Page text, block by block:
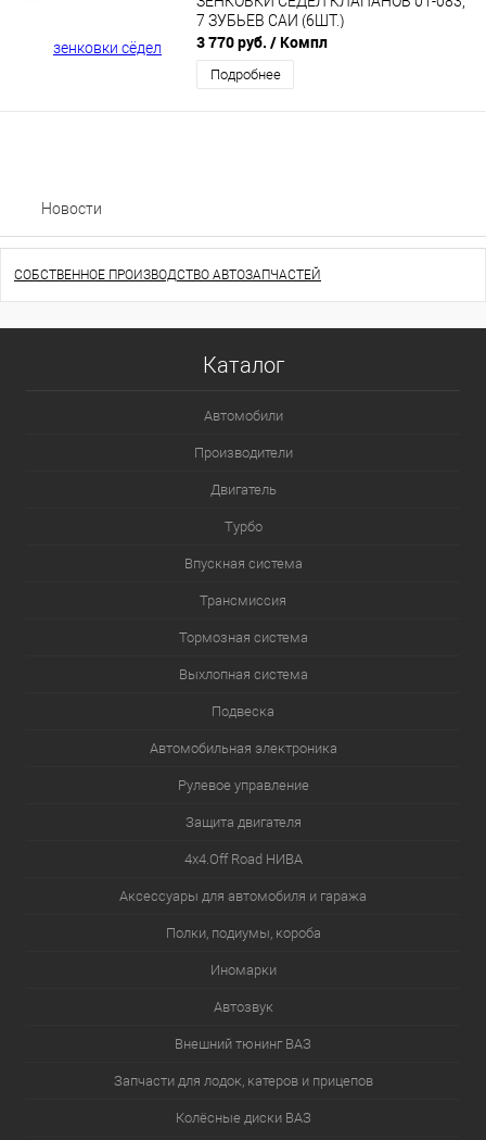
7 ЗУБЬЕВ САИ (6ШТ.)
3 770 руб. / Компл
Подробнее
Новости
СОБСТВЕННОЕ ПРОИЗВОДСТВО АВТОЗАПЧАСТЕЙ
Каталог
Автомобили
Производители
Двигатель
Турбо
Впускная система
Трансмиссия
Тормозная система
Выхлопная система
Подвеска
Автомобильная электроника
Рулевое управление
Защита двигателя
4х4.Off Road НИВА
Аксессуары для автомобиля и гаража
Полки, подиумы, короба
Иномарки
Автозвук
Внешний тюнинг ВАЗ
Запчасти для лодок, катеров и прицепов
Колёсные диски ВАЗ